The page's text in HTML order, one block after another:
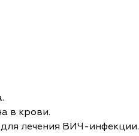
в крови.
лечения ВИЧ-инфекции.